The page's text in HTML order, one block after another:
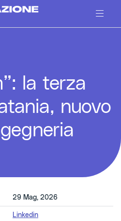
la terza
nuovo
29 Mag, 2026
Linkedin